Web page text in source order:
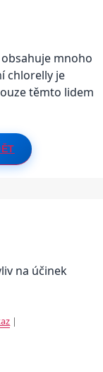
mnoho
chlorelly je
těmto lidem
na účinek
|